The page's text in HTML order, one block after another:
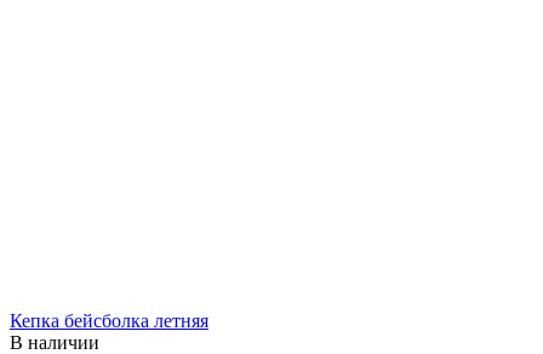
Кепка бейсболка летняя
В наличии